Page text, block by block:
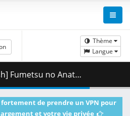
Thème
Langue
H.264 AAC 2.0) [BD9702BD].mkv.001 ( 499.28 MB )
fortement de prendre un VPN pour
et votre vie privée